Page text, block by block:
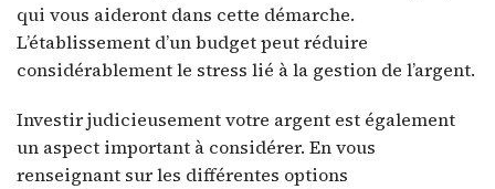
qui vous aideront dans cette démarche.
L’établissement d’un budget peut réduire
considérablement le stress lié à la gestion de l’argent.
Investir judicieusement votre argent est également
un aspect important à considérer. En vous
renseignant sur les différentes options